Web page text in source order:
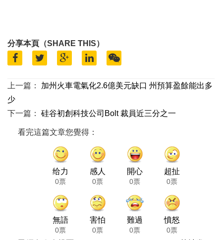
分享本頁（SHARE THIS）
上一篇：
加州火車電氣化2.6億美元缺口 州預算盈餘能出多
少
下一篇：
硅谷初創科技公司Bolt 裁員近三分之一
看完這篇文章您覺得：
给力
0票
感人
0票
開心
0票
超扯
0票
無語
0票
害怕
0票
難過
0票
憤怒
0票